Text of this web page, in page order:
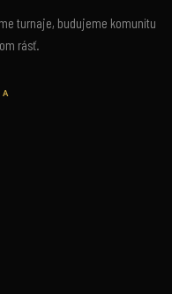
turnaje, budujeme komunitu
rásť.